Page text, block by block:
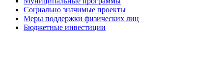
Социально значимые проекты
Меры поддержки физических лиц
Бюджетные инвестиции